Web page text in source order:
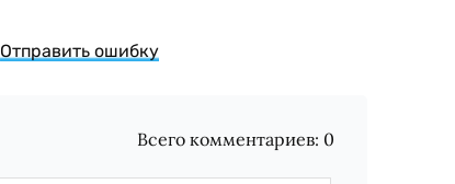
Отправить ошибку
Всего комментариев: 0